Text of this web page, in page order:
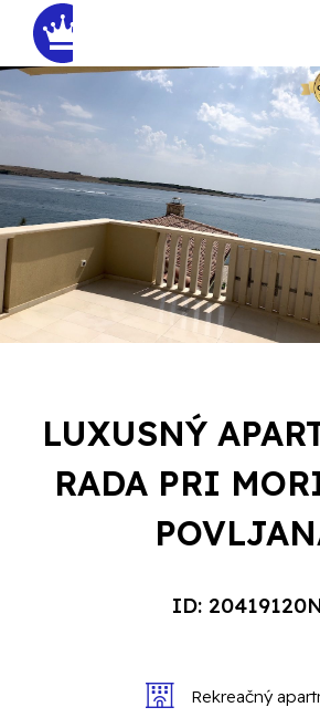
LUXUSNÝ
RADA PRI
ID:
Rekreačný